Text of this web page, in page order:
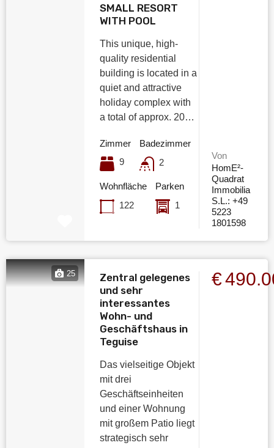
SMALL RESORT
WITH POOL
This unique, high-
quality residential
building is located in a
quiet and attractive
holiday complex with
a total of approx. 20…
Zimmer
9
Badezimmer
2
Wohnfläche
122
Parken
1
Von
HomE²-
Quadrat
Immobilia
S.L.: +49
5223
1801598
25
Zentral gelegenes
und sehr
interessantes
Wohn- und
Geschäftshaus in
Teguise
Das vielseitige Objekt
mit drei
Geschäftseinheiten
und einer Wohnung
mit großem Patio liegt
strategisch sehr